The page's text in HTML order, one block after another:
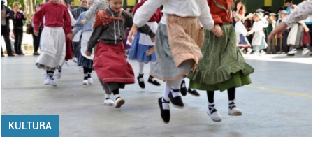
KULTURA